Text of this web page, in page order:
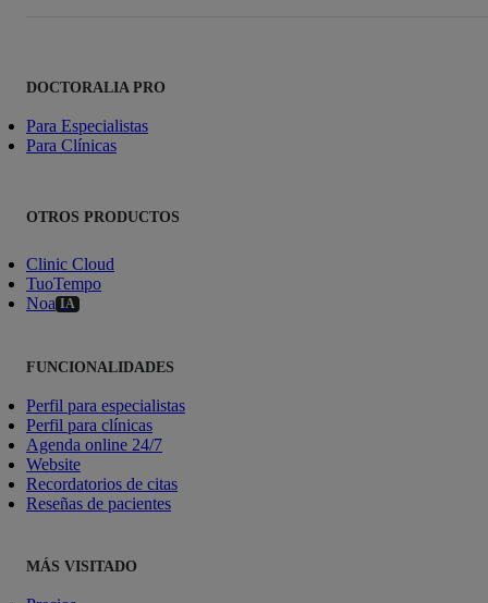
DOCTORALIA PRO
Para Especialistas
Para Clínicas
OTROS PRODUCTOS
Clinic Cloud
TuoTempo
Noa IA
FUNCIONALIDADES
Perfil para especialistas
Perfil para clínicas
Agenda online 24/7
Website
Recordatorios de citas
Reseñas de pacientes
MÁS VISITADO